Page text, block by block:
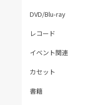
DVD/Blu-ray
レコード
イベント関連
カセット
書籍